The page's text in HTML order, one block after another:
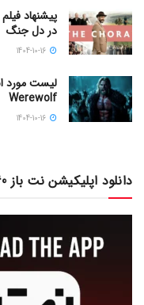
در دل جنگ
Werewolf
دانلود اپلیکیشن نت باز 360